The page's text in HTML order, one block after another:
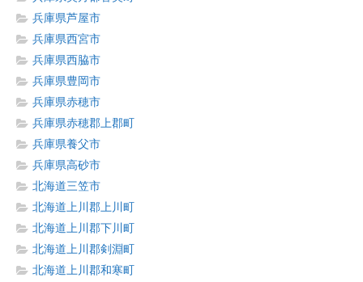
兵庫県芦屋市
兵庫県西宮市
兵庫県西脇市
兵庫県豊岡市
兵庫県赤穂市
兵庫県赤穂郡上郡町
兵庫県養父市
兵庫県高砂市
北海道三笠市
北海道上川郡上川町
北海道上川郡下川町
北海道上川郡剣淵町
北海道上川郡和寒町